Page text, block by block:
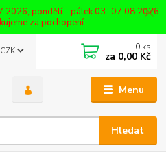
pondělí - pátek 03.-07.08.2026
za pochopení
Menu
CZK
Hledat
0 ks
za 0,00 Kč